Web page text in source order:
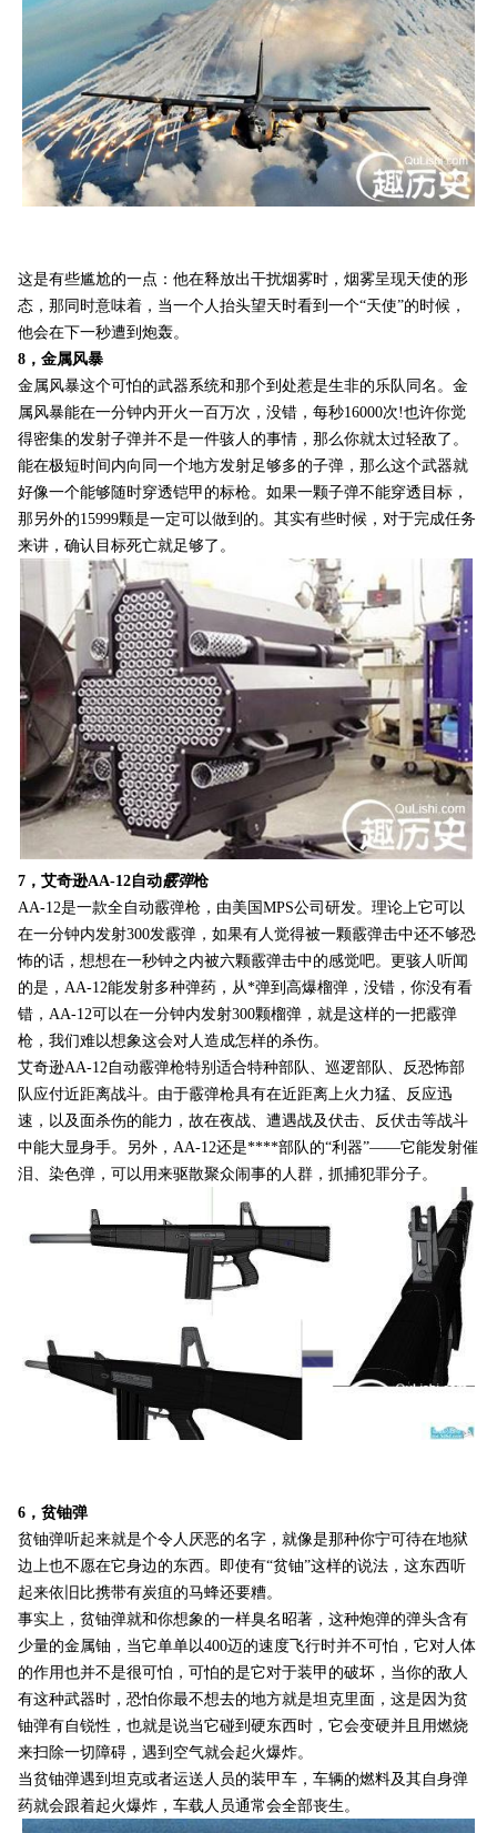
这是有些尴尬的一点：他在释放出干扰烟雾时，烟雾呈现天使的形
态，那同时意味着，当一个人抬头望天时看到一个“天使”的时候，
他会在下一秒遭到炮轰。
8，金属风暴
金属风暴这个可怕的武器系统和那个到处惹是生非的乐队同名。金
属风暴能在一分钟内开火一百万次，没错，每秒16000次!也许你觉
得密集的发射子弹并不是一件骇人的事情，那么你就太过轻敌了。
能在极短时间内向同一个地方发射足够多的子弹，那么这个武器就
好像一个能够随时穿透铠甲的标枪。如果一颗子弹不能穿透目标，
那另外的15999颗是一定可以做到的。其实有些时候，对于完成任务
来讲，确认目标死亡就足够了。
7，艾奇逊AA-12自动霰弹枪
AA-12是一款全自动霰弹枪，由美国MPS公司研发。理论上它可以
在一分钟内发射300发霰弹，如果有人觉得被一颗霰弹击中还不够恐
怖的话，想想在一秒钟之内被六颗霰弹击中的感觉吧。更骇人听闻
的是，AA-12能发射多种弹药，从*弹到高爆榴弹，没错，你没有看
错，AA-12可以在一分钟内发射300颗榴弹，就是这样的一把霰弹
枪，我们难以想象这会对人造成怎样的杀伤。
艾奇逊AA-12自动霰弹枪特别适合特种部队、巡逻部队、反恐怖部
队应付近距离战斗。由于霰弹枪具有在近距离上火力猛、反应迅
速，以及面杀伤的能力，故在夜战、遭遇战及伏击、反伏击等战斗
中能大显身手。另外，AA-12还是****部队的“利器”——它能发射催
泪、染色弹，可以用来驱散聚众闹事的人群，抓捕犯罪分子。
6，贫铀弹
贫铀弹听起来就是个令人厌恶的名字，就像是那种你宁可待在地狱
边上也不愿在它身边的东西。即使有“贫铀”这样的说法，这东西听
起来依旧比携带有炭疽的马蜂还要糟。
事实上，贫铀弹就和你想象的一样臭名昭著，这种炮弹的弹头含有
少量的金属铀，当它单单以400迈的速度飞行时并不可怕，它对人体
的作用也并不是很可怕，可怕的是它对于装甲的破坏，当你的敌人
有这种武器时，恐怕你最不想去的地方就是坦克里面，这是因为贫
铀弹有自锐性，也就是说当它碰到硬东西时，它会变硬并且用燃烧
来扫除一切障碍，遇到空气就会起火爆炸。
当贫铀弹遇到坦克或者运送人员的装甲车，车辆的燃料及其自身弹
药就会跟着起火爆炸，车载人员通常会全部丧生。